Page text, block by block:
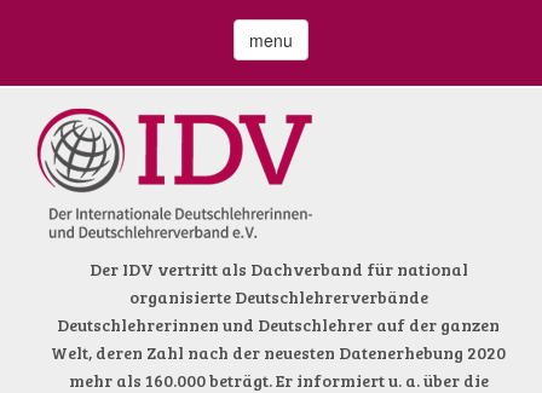
menu
Der IDV vertritt als Dachverband für national
organisierte Deutschlehrerverbände
Deutschlehrerinnen und Deutschlehrer auf der ganzen
Welt, deren Zahl nach der neuesten Datenerhebung 2020
mehr als 160.000 beträgt. Er informiert u. a. über die